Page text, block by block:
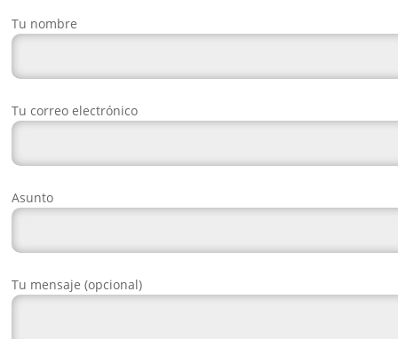
Tu nombre
Tu correo electrónico
Asunto
Tu mensaje (opcional)